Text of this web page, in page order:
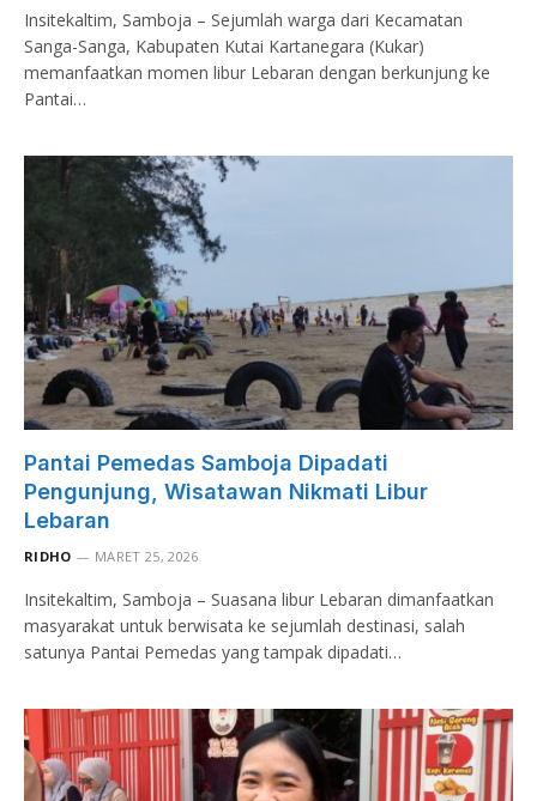
Insitekaltim, Samboja – Sejumlah warga dari Kecamatan
Sanga-Sanga, Kabupaten Kutai Kartanegara (Kukar)
memanfaatkan momen libur Lebaran dengan berkunjung ke
Pantai…
Pantai Pemedas Samboja Dipadati
Pengunjung, Wisatawan Nikmati Libur
Lebaran
RIDHO MARET 25, 2026
Insitekaltim, Samboja – Suasana libur Lebaran dimanfaatkan
masyarakat untuk berwisata ke sejumlah destinasi, salah
satunya Pantai Pemedas yang tampak dipadati…